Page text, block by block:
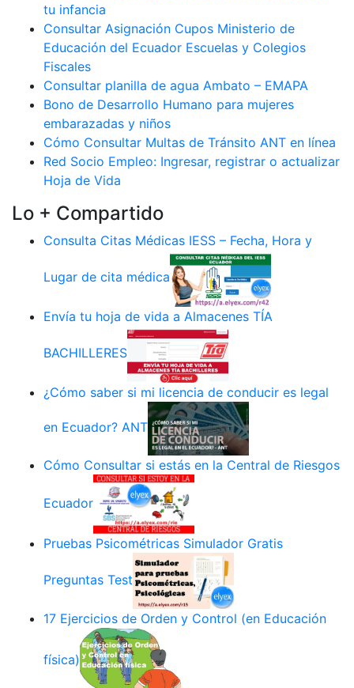
tu infancia
Consultar Asignación Cupos Ministerio de
Educación del Ecuador Escuelas y Colegios
Fiscales
Consultar planilla de agua Ambato – EMAPA
Bono de Desarrollo Humano para mujeres
embarazadas y niños
Cómo Consultar Multas de Tránsito ANT en línea
Red Socio Empleo: Ingresar, registrar o actualizar
Hoja de Vida
Lo + Compartido
Consulta Citas Médicas IESS – Fecha, Hora y
Lugar de cita médica
Envía tu hoja de vida a Almacenes TÍA
BACHILLERES
¿Cómo saber si mi licencia de conducir es legal
en Ecuador? ANT
Cómo Consultar si estás en la Central de Riesgos
Ecuador
Pruebas Psicométricas Simulador Gratis
Preguntas Test
17 Ejercicios de Orden y Control (en Educación
física)